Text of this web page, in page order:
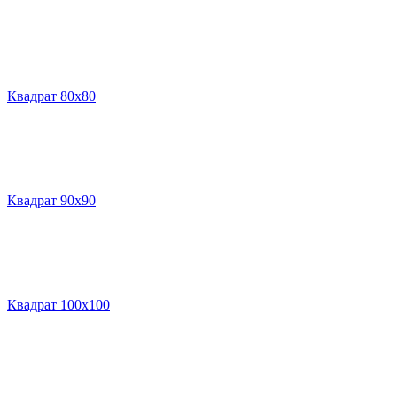
Квадрат 80х80
Квадрат 90х90
Квадрат 100х100